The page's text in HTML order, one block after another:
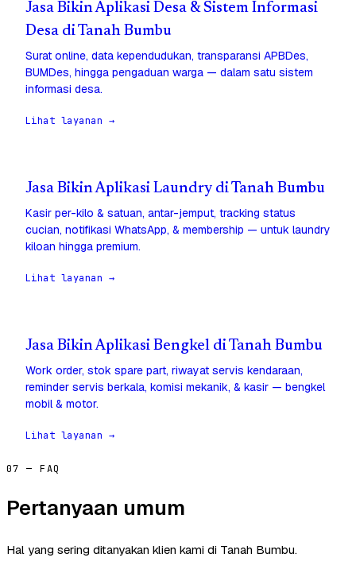
Jasa Bikin Aplikasi Desa & Sistem Informasi
Desa di Tanah Bumbu
Surat online, data kependudukan, transparansi APBDes,
BUMDes, hingga pengaduan warga — dalam satu sistem
informasi desa.
Lihat layanan →
Jasa Bikin Aplikasi Laundry di Tanah Bumbu
Kasir per-kilo & satuan, antar-jemput, tracking status
cucian, notifikasi WhatsApp, & membership — untuk laundry
kiloan hingga premium.
Lihat layanan →
Jasa Bikin Aplikasi Bengkel di Tanah Bumbu
Work order, stok spare part, riwayat servis kendaraan,
reminder servis berkala, komisi mekanik, & kasir — bengkel
mobil & motor.
Lihat layanan →
07 — FAQ
Pertanyaan umum
Hal yang sering ditanyakan klien kami di Tanah Bumbu.